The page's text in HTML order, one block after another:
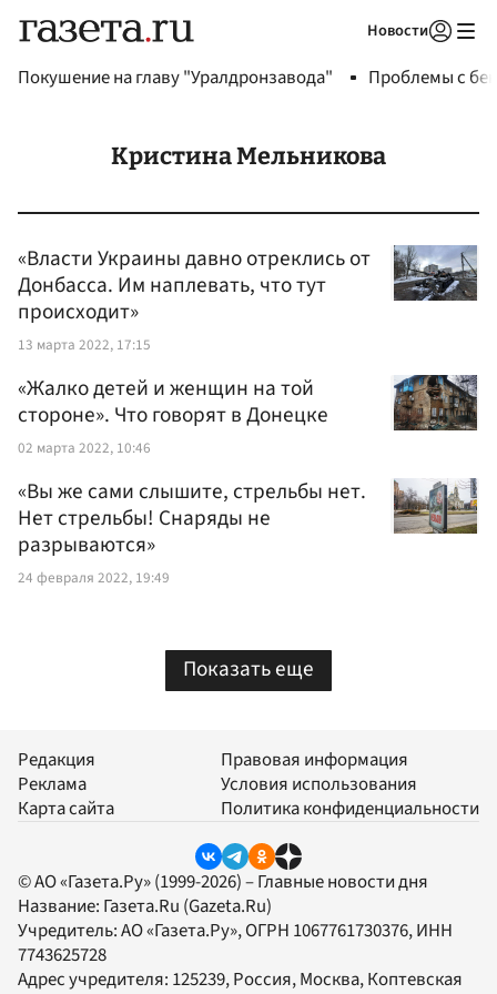
Новости
Покушение на главу "Уралдронзавода" Проблемы с
Кристина Мельникова
«Власти Украины давно отреклись от
Донбасса. Им наплевать, что тут
происходит»
13 марта 2022, 17:15
«Жалко детей и женщин на той
стороне». Что говорят в Донецке
02 марта 2022, 10:46
«Вы же сами слышите, стрельбы нет.
Нет стрельбы! Снаряды не
разрываются»
24 февраля 2022, 19:49
Показать еще
Редакция
Реклама
Карта сайта
Правовая информация
Условия использования
Политика конфиденциальности
© АО «Газета.Ру» (1999-2026) – Главные новости дня
Название: Газета.Ru (Gazeta.Ru)
Учредитель:АО «Газета.Ру», ОГРН 1067761730376, ИНН
7743625728
Адрес учредителя: 125239, Россия, Москва, Коптевская